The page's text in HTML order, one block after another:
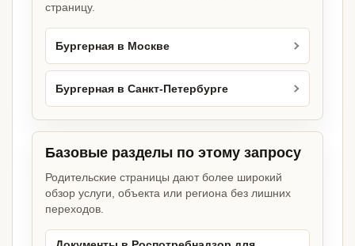
страницу.
Бургерная в Москве
Бургерная в Санкт-Петербурге
Базовые разделы по этому запросу
Родительские страницы дают более широкий
обзор услуги, объекта или региона без лишних
переходов.